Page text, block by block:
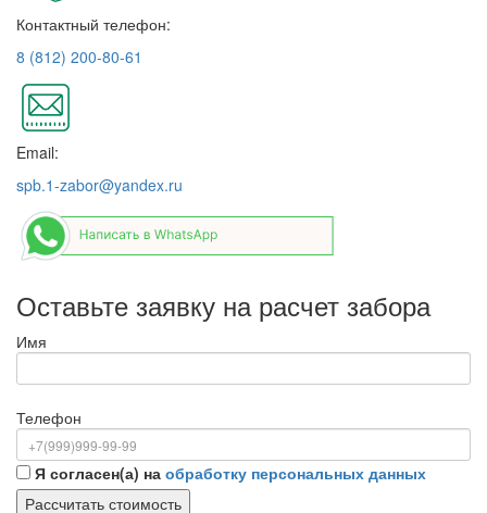
Контактный телефон:
8 (812) 200-80-61
Email:
spb.1-zabor@yandex.ru
Оставьте заявку на расчет забора
Имя
Телефон
Я согласен(а) на обработку персональных данных